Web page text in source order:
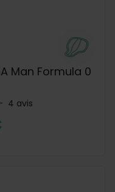
Man Formula 0
4 avis